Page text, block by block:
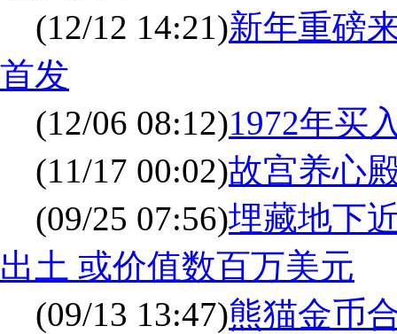
(12/12 14:21)新年重磅
首发
(12/06 08:12)1972年买
(11/17 00:02)故宫养心
(09/25 07:56)埋藏地下
出土 或价值数百万美元
(09/13 13:47)熊猫金币